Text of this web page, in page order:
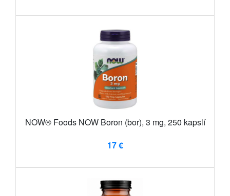
NOW® Foods NOW Boron (bor), 3 mg, 250 kapslí
17 €